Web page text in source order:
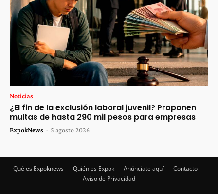
Noticias
¿El fin de la exclusión laboral juvenil? Proponen
multas de hasta 290 mil pesos para empresas
ExpokNews - 5 agosto 2026
Qué es Expoknews Quién es Expok Anúnciate aquí
Contacto
Aviso de Privacidad